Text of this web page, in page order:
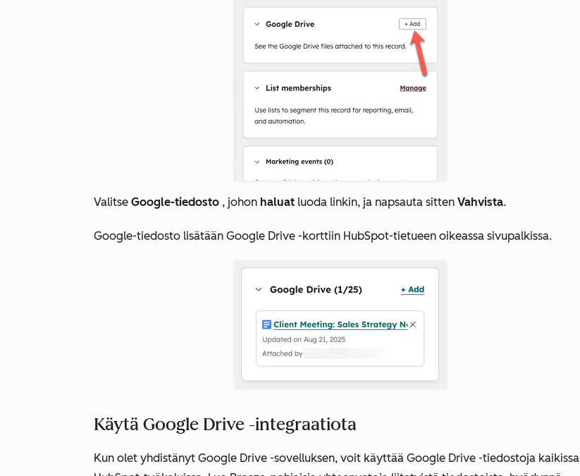
Valitse Google-tiedosto , johon haluat luoda linkin, ja napsauta sitten Vahvista.
Google-tiedosto lisätään Google Drive -korttiin HubSpot-tietueen oikeassa sivupalkissa.
Käytä Google Drive -integraatiota
Kun olet yhdistänyt Google Drive -sovelluksen, voit käyttää Google Drive -tiedostoja kaikissa